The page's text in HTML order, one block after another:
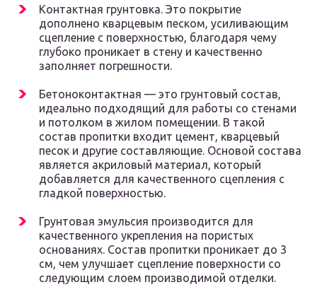
Контактная грунтовка. Это покрытие
дополнено кварцевым песком, усиливающим
сцепление с поверхностью, благодаря чему
глубоко проникает в стену и качественно
заполняет погрешности.
Бетоноконтактная — это грунтовый состав,
идеально подходящий для работы со стенами
и потолком в жилом помещении. В такой
состав пропитки входит цемент, кварцевый
песок и другие составляющие. Основой состава
является акриловый материал, который
добавляется для качественного сцепления с
гладкой поверхностью.
Грунтовая эмульсия производится для
качественного укрепления на пористых
основаниях. Состав пропитки проникает до 3
см, чем улучшает сцепление поверхности со
следующим слоем производимой отделки.